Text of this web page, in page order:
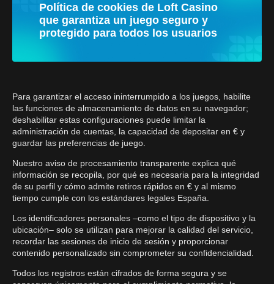
Política de cookies de Loft Casino
que garantiza un juego seguro y
protegido para todos los usuarios
Para garantizar el acceso ininterrumpido a los juegos, habilite
las funciones de almacenamiento de datos en su navegador;
deshabilitar estas configuraciones puede limitar la
administración de cuentas, la capacidad de depositar en € y
guardar las preferencias de juego.
Nuestro aviso de procesamiento transparente explica qué
información se recopila, por qué es necesaria para la integridad
de su perfil y cómo admite retiros rápidos en € y al mismo
tiempo cumple con los estándares legales España.
Los identificadores personales –como el tipo de dispositivo y la
ubicación– solo se utilizan para mejorar la calidad del servicio,
recordar las sesiones de inicio de sesión y proporcionar
contenido personalizado sin comprometer su confidencialidad.
Todos los registros están cifrados de forma segura y se